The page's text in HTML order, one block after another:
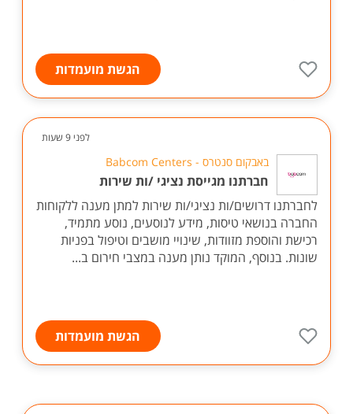
הגשת מועמדות
לפני 9 שעות
באבקום סנטרס - Babcom Centers
חברתנו מגייסת נציגי /ות שירות
לחברתנו דרושים/ות נציגי/ות שירות למתן מענה ללקוחות
החברה בנושאי טיסות, מידע לנוסעים, נוסע מתמיד,
רכישת והוספת מזוודות, שינויי מושבים וטיפול בפניות
שונות. בנוסף, המוקד נותן מענה במצבי חירום ב...
הגשת מועמדות